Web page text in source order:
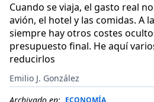
Cuando se viaja, el gasto real
avión, el hotel y las comidas. A
siempre hay otros costes
presupuesto final. He aquí
reducirlos
Emilio J. González
ECONOMÍA